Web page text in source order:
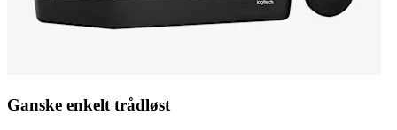
Ganske enkelt trådløst